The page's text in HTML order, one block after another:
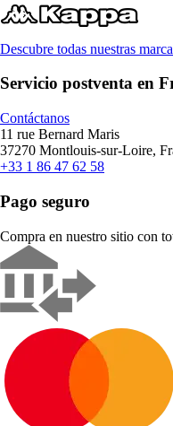
Descubre todas nuestras
Servicio postventa en
Contáctanos
11 rue Bernard Maris
37270 Montlouis-sur-Loire,
+33 1 86 47 62 58
Pago seguro
Compra en nuestro sitio con